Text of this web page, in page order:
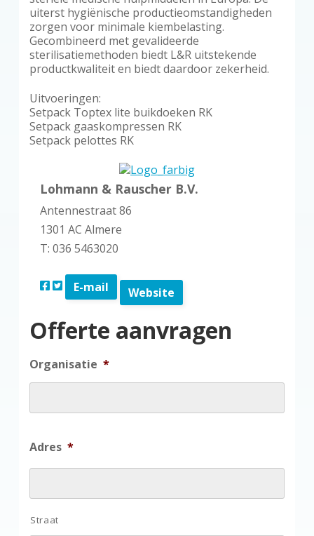
uiterst hygiënische productieomstandigheden
zorgen voor minimale kiembelasting.
Gecombineerd met gevalideerde
sterilisatiemethoden biedt L&R uitstekende
productkwaliteit en biedt daardoor zekerheid.
Uitvoeringen:
Setpack Toptex lite buikdoeken RK
Setpack gaaskompressen RK
Setpack pelottes RK
Lohmann & Rauscher B.V.
Antennestraat 86
1301 AC Almere
T: 036 5463020
E-mail Website
Offerte aanvragen
Organisatie *
Adres *
Straat